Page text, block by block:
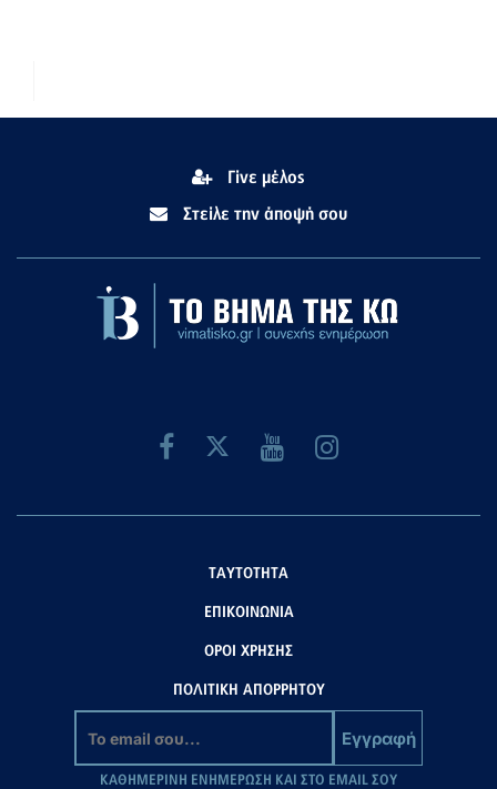
Γίνε μέλος
Στείλε την άποψή σου
ΤΑΥΤΟΤΗΤΑ
ΕΠΙΚΟΙΝΩΝΙΑ
ΟΡΟΙ ΧΡΗΣΗΣ
ΠΟΛΙΤΙΚΗ ΑΠΟΡΡΗΤΟΥ
Εγγραφή
ΚΑΘΗΜΕΡΙΝΗ ΕΝΗΜΕΡΩΣΗ ΚΑΙ ΣΤΟ EMAIL ΣΟΥ